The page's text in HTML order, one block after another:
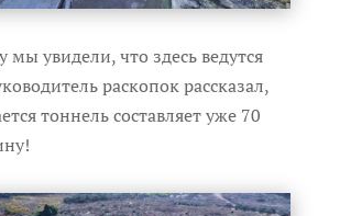
мы увидели, что здесь ведутся
раскопок рассказал,
тоннель составляет уже 70